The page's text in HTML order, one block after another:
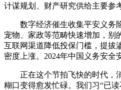
计谋规划、财产研究供给主要参
数字经济催生收集平安义务险
宠物、家政等范畴快速增加，别
互联网渠道降低投保门槛，提拔
密度上涨。2024年中国义务安全
正在这个节拍飞快的时代，
糊口变得愈发忙碌。我们习“已